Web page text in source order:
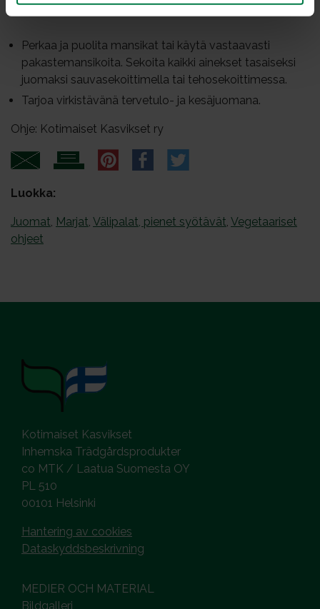
0.75dl hienonnettua basilikaa
Perkaa ja puolita mansikat tai käytä vastaavasti
pakastemansikoita. Sekoita kaikki ainekset tasaiseksi
juomaksi sauvasekoittimella tai tehosekoittimessa.
Tarjoa virkistävänä tervetulo- ja kesäjuomana.
Ohje: Kotimaiset Kasvikset ry
Luokka:
Juomat, Marjat, Välipalat, pienet syötävät, Vegetaariset
ohjeet
Kotimaiset Kasvikset
Inhemska Trädgårdsprodukter
co MTK / Laatua Suomesta OY
PL 510
00101 Helsinki
Hantering av cookies
Dataskyddsbeskrivning
MEDIER OCH MATERIAL
Bildgalleri